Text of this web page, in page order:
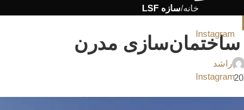
Instagram
Instagram
خانه سازه LSF
راشد